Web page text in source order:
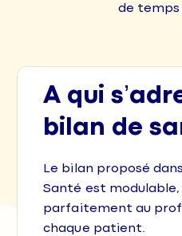
de temps
A qui
bilan de
Le bilan proposé
Santé est modulable,
parfaitement au
chaque patient.